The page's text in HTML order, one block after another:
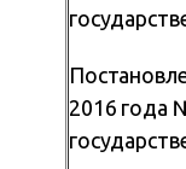
2016 года